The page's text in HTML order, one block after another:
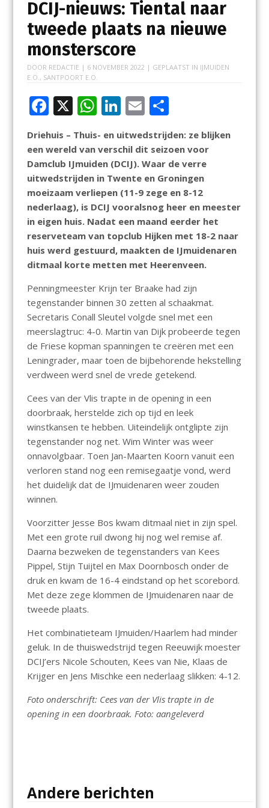
DCIJ-nieuws: Tiental naar
tweede plaats na nieuwe
monsterscore
DOOR REDACTIE | 6 NOVEMBER 2022 | GEPLAATST IN IJMUIDEN
E.O. , SANTPOORT E.O.
F
ac
e
b
o
o
k
X W
at
s
A
p
p
Li
n
k
e
dI
n
E
m
ai
l
D
el
e
n
Driehuis – Thuis- en uitwedstrijden: ze blijken
een wereld van verschil dit seizoen voor
Damclub IJmuiden (DCIJ). Waar de verre
uitwedstrijden in Twente en Groningen
moeizaam verliepen (11-9 zege en 8-12
nederlaag), is DCIJ vooralsnog heer en meester
in eigen huis. Nadat een maand eerder het
reserveteam van topclub Hijken met 18-2 naar
huis werd gestuurd, maakten de IJmuidenaren
ditmaal korte metten met Heerenveen.
Penningmeester Krijn ter Braake had zijn
tegenstander binnen 30 zetten al schaakmat.
Secretaris Conall Sleutel volgde snel met een
meerslagtruc: 4-0. Martin van Dijk probeerde tegen
de Friese kopman spanningen te creëren met een
Leningrader, maar toen de bijbehorende hekstelling
verdween werd snel de vrede getekend.
Cees van der Vlis trapte in de opening in een
doorbraak, herstelde zich op tijd en leek
winstkansen te hebben. Uiteindelijk ontglipte zijn
tegenstander nog net. Wim Winter was weer
onnavolgbaar. Toen Jan-Maarten Koorn vanuit een
verloren stand nog een remisegaatje vond, werd
het duidelijk dat de IJmuidenaren weer zouden
winnen.
Voorzitter Jesse Bos kwam ditmaal niet in zijn spel.
Met een grote ruil dwong hij nog wel remise af.
Daarna bezweken de tegenstanders van Kees
Pippel, Stijn Tuijtel en Max Doornbosch onder de
druk en kwam de 16-4 eindstand op het scorebord.
Met deze zege klommen de IJmuidenaren naar de
tweede plaats.
Het combinatieteam IJmuiden/Haarlem had minder
geluk. In de thuiswedstrijd tegen Reeuwijk moester
DCIJ’ers Nicole Schouten, Kees van Nie, Klaas de
Krijger en Jens Mischke een nederlaag slikken: 4-12.
Foto onderschrift: Cees van der Vlis trapte in de
opening in een doorbraak. Foto: aangeleverd
Andere berichten